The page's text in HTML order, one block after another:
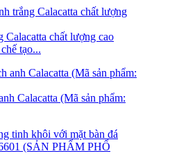
Calacatta chất lượng cao
tạo...
Calacatta (Mã sản phẩm: